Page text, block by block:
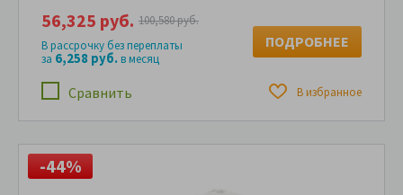
Сравнить В избранное
56,325 руб. 100,580 руб.
В рассрочку без переплаты
за 6,258 руб.в месяц
ПОДРОБНЕЕ
-44%